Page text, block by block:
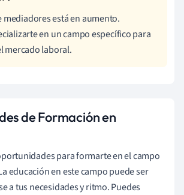
mediadores está en aumento.
en un campo específico para
mercado laboral.
de Formación en
para formarte en el campo
educación en este campo puede ser
a tus necesidades y ritmo. Puedes